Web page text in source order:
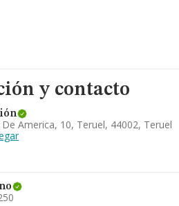
y contacto
America, 10, Teruel, 44002, Teruel